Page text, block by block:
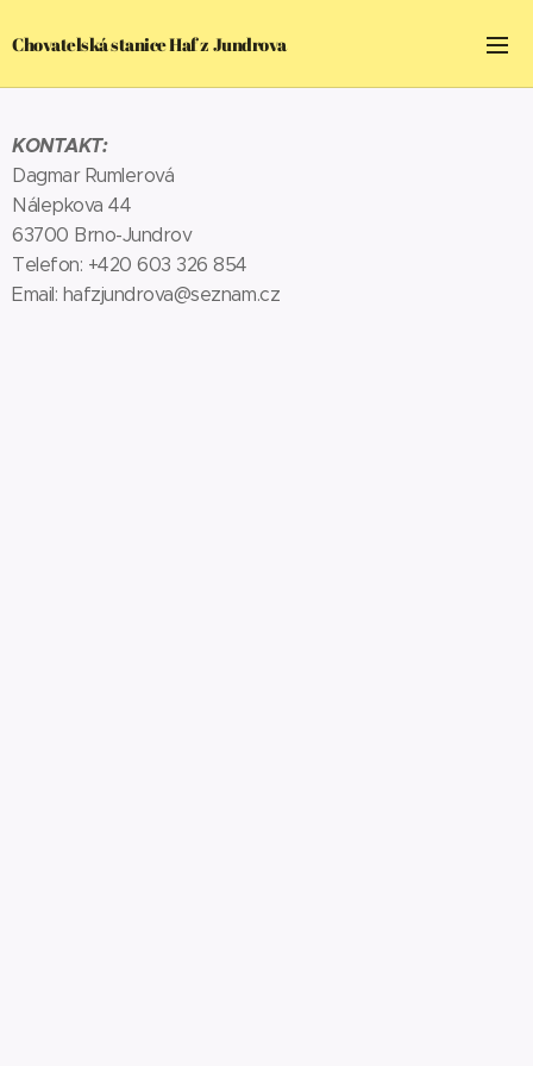
Chovatelská stanice Haf z Jundrova
KONTAKT:
Dagmar Rumlerová
Nálepkova 44
63700 Brno-Jundrov
Telefon: +420 603 326 854
Email: hafzjundrova@seznam.cz